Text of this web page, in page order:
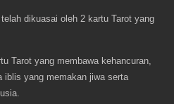
dikuasai oleh 2 kartu Tarot yang
Tarot yang membawa kehancuran,
iblis yang memakan jiwa serta